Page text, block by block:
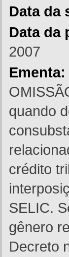
Data da
Data da
2007
Ementa:
quando
crédito
SELIC.
gênero
Decreto